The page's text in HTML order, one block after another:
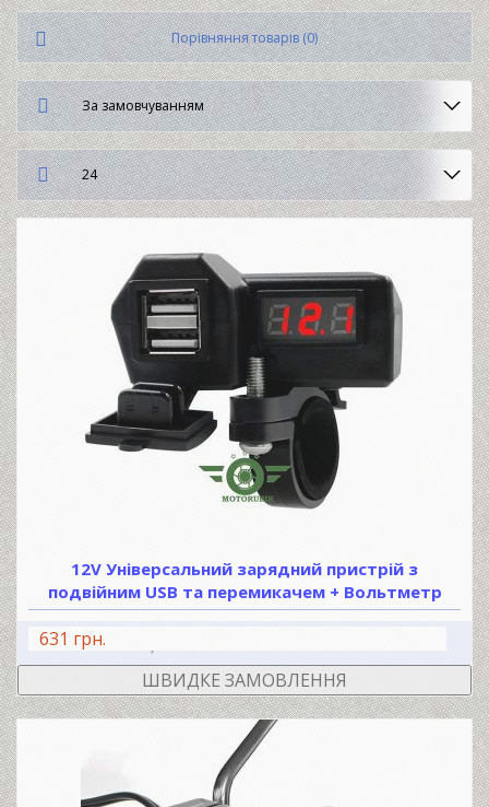
Порівняння товарів (0)
За замовчуванням
24
12V Універсальний зарядний пристрій з
подвійним USB та перемикачем + Вольтметр
631 грн.
ШВИДКЕ ЗАМОВЛЕННЯ